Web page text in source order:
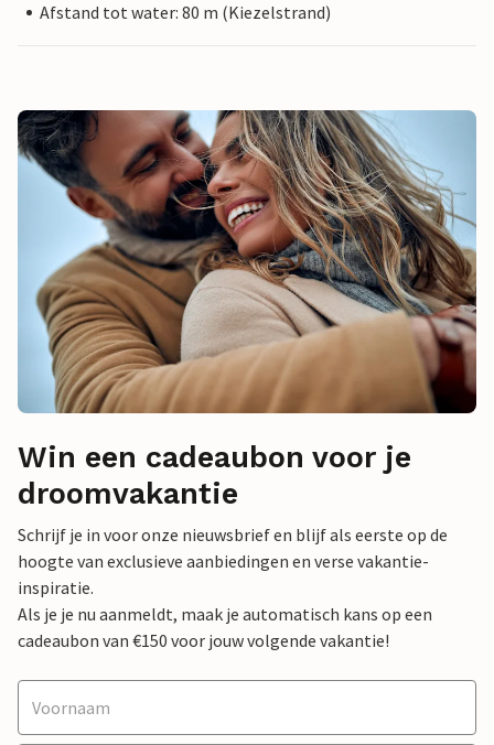
Afstand tot water: 80 m (Kiezelstrand)
Win een cadeaubon voor je
droomvakantie
Schrijf je in voor onze nieuwsbrief en blijf als eerste op de
hoogte van exclusieve aanbiedingen en verse vakantie-
inspiratie.
Als je je nu aanmeldt, maak je automatisch kans op een
cadeaubon van €150 voor jouw volgende vakantie!